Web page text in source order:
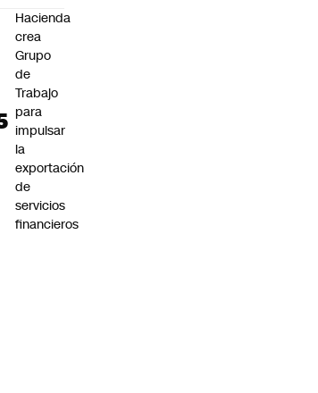
Hacienda
crea
Grupo
de
Trabajo
para
impulsar
la
exportación
de
servicios
financieros